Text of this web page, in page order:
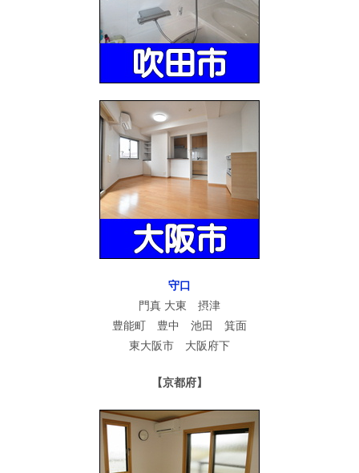
守口
門真 大東 摂津
豊能町 豊中 池田 箕面
東大阪市 大阪府下
【京都府】